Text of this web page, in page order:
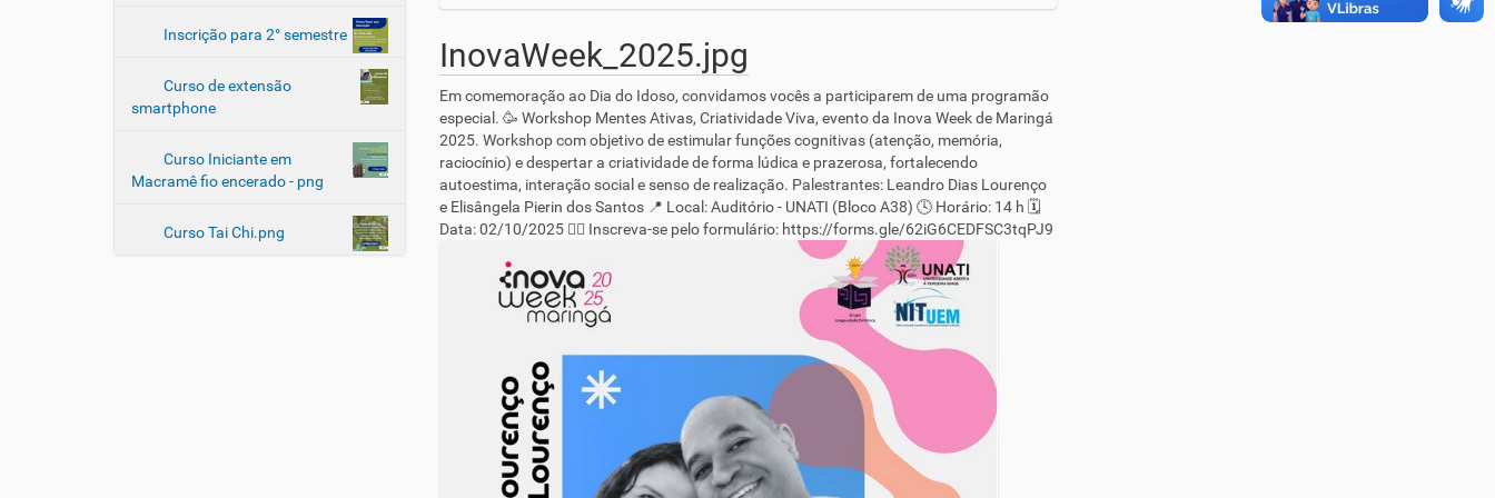
Inscrição para 2° semestre
Curso de extensão
smartphone
Curso Iniciante em
Macramê fio encerado - png
Curso Tai Chi.png
InovaWeek_2025.jpg
Em comemoração ao Dia do Idoso, convidamos vocês a participarem de uma programão
especial. 🥳 Workshop Mentes Ativas, Criatividade Viva, evento da Inova Week de Maringá
2025. Workshop com objetivo de estimular funções cognitivas (atenção, memória,
raciocínio) e despertar a criatividade de forma lúdica e prazerosa, fortalecendo
autoestima, interação social e senso de realização. Palestrantes: Leandro Dias Lourenço
e Elisângela Pierin dos Santos 📍 Local: Auditório - UNATI (Bloco A38) 🕓 Horário: 14 h 🗓
Data: 02/10/2025 ✍🏼 Inscreva-se pelo formulário: https://forms.gle/62iG6CEDFSC3tqPJ9